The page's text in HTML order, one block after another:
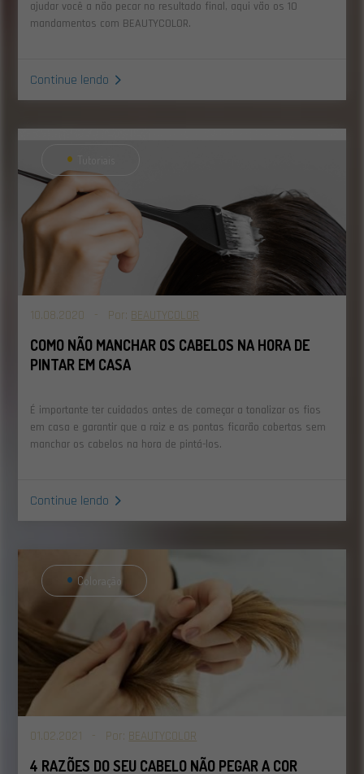
ajudar você a não pecar no resultado final, aqui vão os 10
mandamentos com BEAUTYCOLOR.
Continue lendo
10.08.2020 - Por: BEAUTYCOLOR
COMO NÃO MANCHAR OS CABELOS NA HORA DE
PINTAR EM CASA
É importante ter cuidados antes de começar a tonalizar os fios
em casa e garantir que a raiz e as pontas ficarão cobertas sem
manchar os cabelos na hora de pintá-los.
Continue lendo
Coloração
01.02.2021 - Por: BEAUTYCOLOR
4 RAZÕES DO SEU CABELO NÃO PEGAR A COR